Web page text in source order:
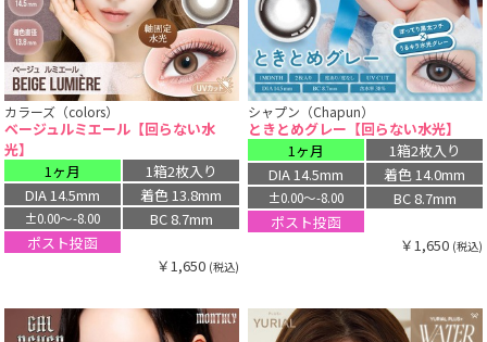
カラーズ（colors）
ベージュルミエール【回らない水
光】
1ヶ月
1箱2枚入り
DIA 14.5mm
着色 13.8mm
±0.00〜-8.00
BC 8.7mm
ポスト投函
￥1,650 (税込)
シャプン（Chapun）
ときとめグレー【回らない水光】
1ヶ月
1箱2枚入り
DIA 14.5mm
着色 14.0mm
±0.00〜-8.00
BC 8.7mm
ポスト投函
￥1,650 (税込)